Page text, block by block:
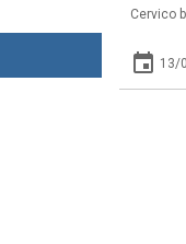
Cervico
insert_invitation 13/